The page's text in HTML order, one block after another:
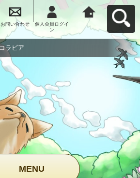
お問い合わせ
個人会員ログイ
ン
大府市民活動支
援サイト コラビ
アへ戻る
ラビア
MENU